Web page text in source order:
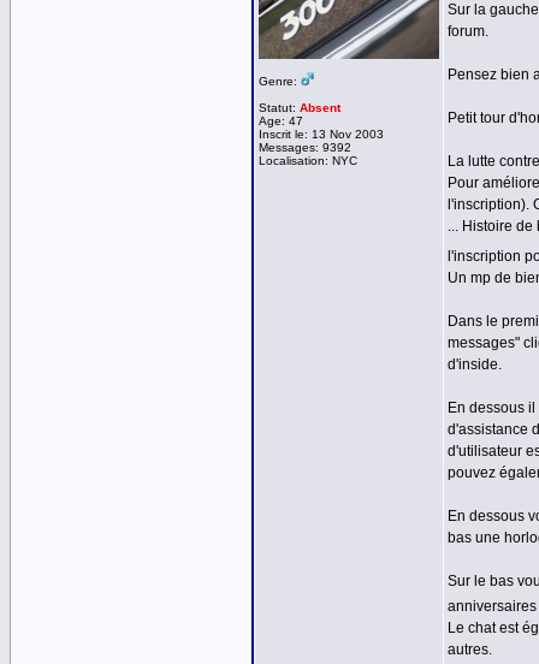
Genre:
Statut: Absent
Age: 47
Inscrit le: 13 Nov 2003
Messages: 9392
Localisation: NYC
Sur la
forum.
Pensez bien
Petit tour
La lutte
Pour
l'inscription).
... Histoire
l'inscription
Un mp de
Dans le
messages"
d'inside.
En dessous
d'assistance
d'utilisateur
pouvez
En dessous
bas une
Sur le bas
Le chat est
autres.